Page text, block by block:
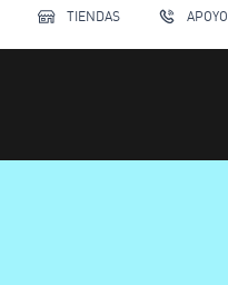
TIENDAS APOYO